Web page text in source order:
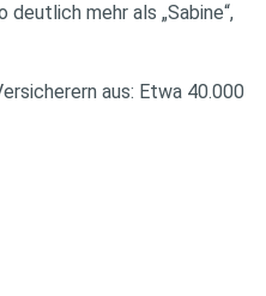
mehr als „Sabine“,
aus: Etwa 40.000